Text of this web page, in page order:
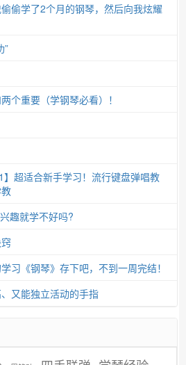
偷学了2个月的钢琴，然后向我炫耀
”
个重要（学钢琴必看）！
】超适合新手学习！流行键盘弹唱教
趣就学不好吗?
习《钢琴》存下吧，不到一周完结！
又能独立活动的手指